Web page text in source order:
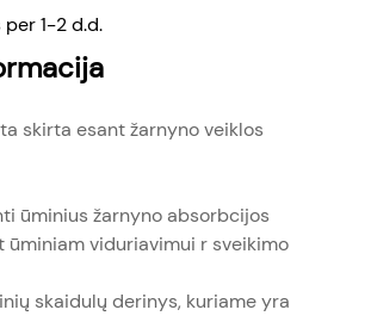
1-2 d.d.
skirta esant žarnyno veiklos
ūminius žarnyno absorbcijos
ūminiam viduriavimui r sveikimo
skaidulų derinys, kuriame yra